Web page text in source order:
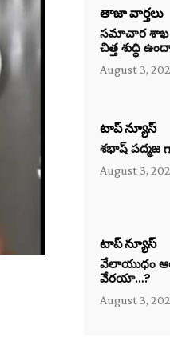
తాజా వార్తలు
సమాచార శాఖ
చిత్త శుద్ధి
August 3,
టాప్ న్యూస్
శభాష్ పద్మజ
August 3,
టాప్ న్యూస్
వేలాయుధం
వేరయా…?
August 3,